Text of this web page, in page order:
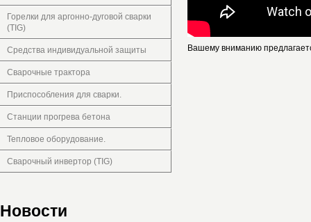
Горелки для аргонно-дуговой сварки
(TIG)
Средства индивидуальной защиты
Сварочные трактора
Приспособления для сварки.
Станции прогрева бетона
Тепловое оборудование.
Сварочный инвертор (TIG)
Новости
Вашему вниманию